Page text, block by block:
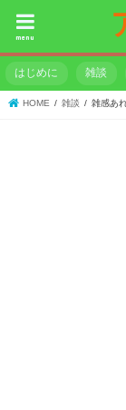
menu
はじめに 雑談
HOME 雑談 雑感あ